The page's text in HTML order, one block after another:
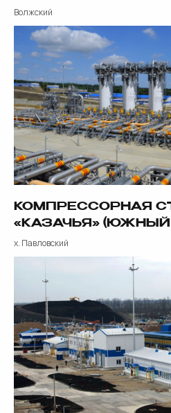
Волжский
КОМПРЕССОРНАЯ
«КАЗАЧЬЯ» (ЮЖНЫЙ
х. Павловский
Метком уже спешит к вам на помощь
ВОЗНИКЛИ
ВОПРОСЫ?
+7
Я принимаю условия
персональных данных
Отправить заявку